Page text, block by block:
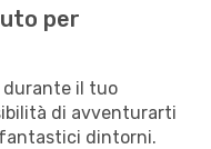
per
durante il tuo
di avventurarti
dintorni.